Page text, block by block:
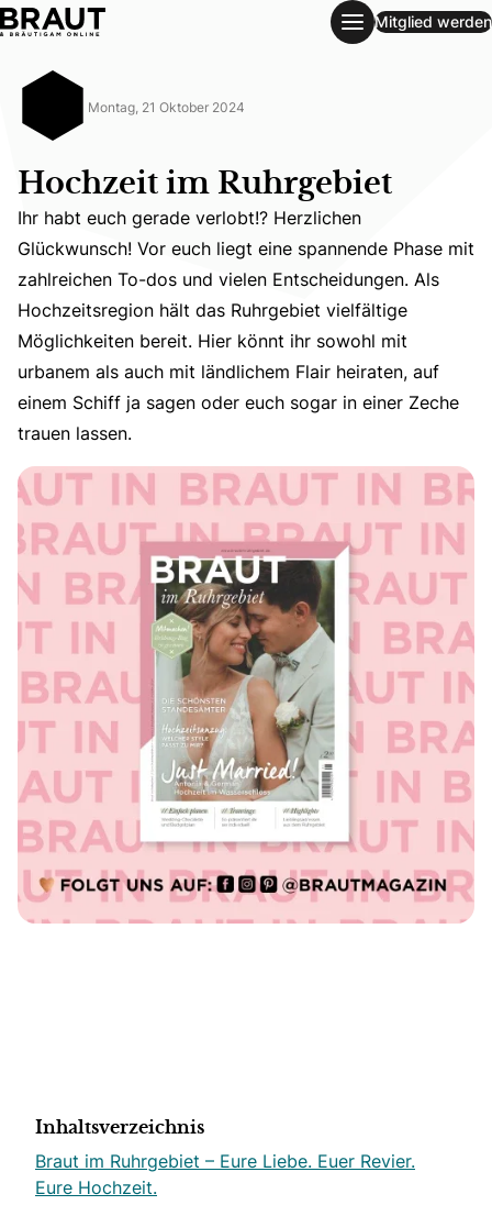
Mitglied werden
Montag, 21 Oktober 2024
Hochzeit im Ruhrgebiet
Ihr habt euch gerade verlobt!? Herzlichen
Ihr habt euch gerade verlobt!? Herzlichen
Glückwunsch! Vor euch liegt eine spannende Phase mit
zahlreichen To-dos und vielen Entscheidungen. Als
Hochzeitsregion hält das Ruhrgebiet vielfältige
Möglichkeiten bereit. Hier könnt ihr sowohl mit
urbanem als auch mit ländlichem Flair heiraten, auf
einem Schiff ja sagen oder euch sogar in einer Zeche
trauen lassen.
Inhaltsverzeichnis
Braut im Ruhrgebiet – Eure Liebe. Euer Revier.
Eure Hochzeit.